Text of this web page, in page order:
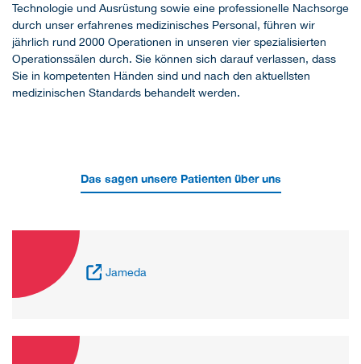
Technologie und Ausrüstung sowie eine professionelle Nachsorge
durch unser erfahrenes medizinisches Personal, führen wir
jährlich rund 2000 Operationen in unseren vier spezialisierten
Operationssälen durch. Sie können sich darauf verlassen, dass
Sie in kompetenten Händen sind und nach den aktuellsten
medizinischen Standards behandelt werden.
Das sagen unsere Patienten über uns
Jameda